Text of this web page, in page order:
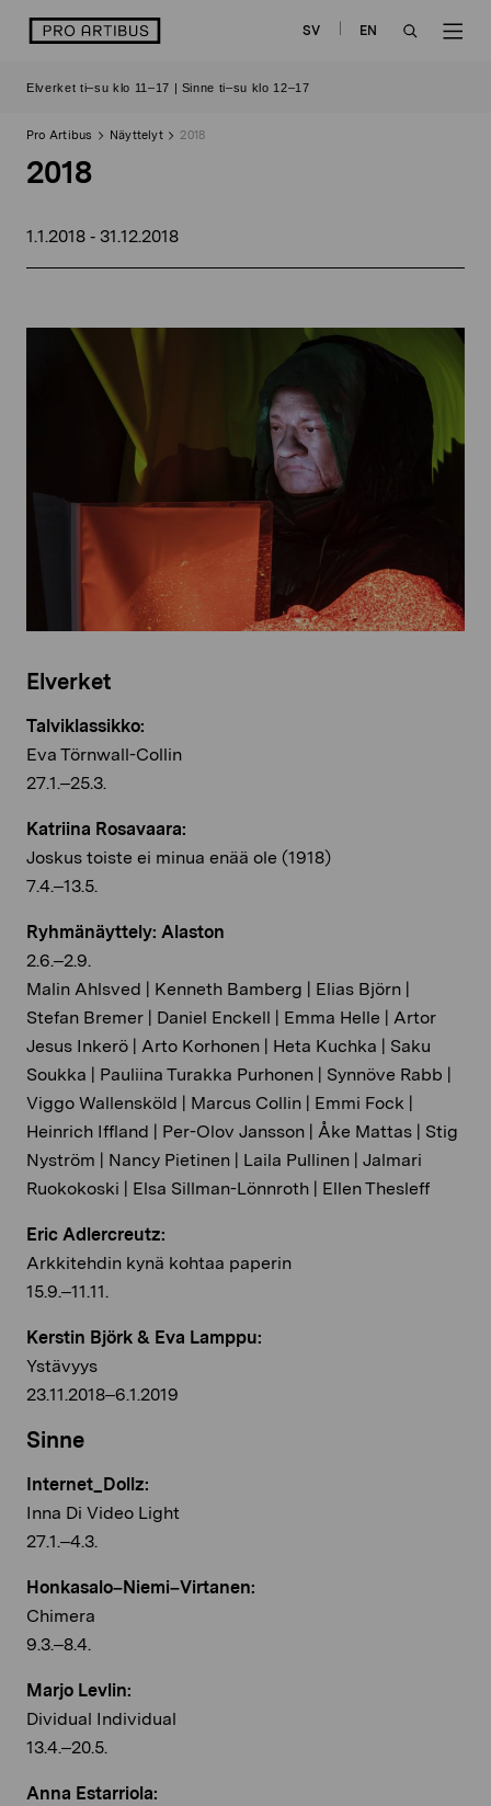
sisältöön
logo SV
EN
Elverket ti–su klo 11–17 | Sinne ti–su klo 12–17
Pro Artibus Näyttelyt 2018
2018
1.1.2018 - 31.12.2018
Elverket
Talviklassikko:
Eva Törnwall-Collin
27.1.–25.3.
Katriina Rosavaara:
Joskus toiste ei minua enää ole (1918)
7.4.–13.5.
Ryhmänäyttely: Alaston
2.6.–2.9.
Malin Ahlsved | Kenneth Bamberg | Elias Björn |
Stefan Bremer | Daniel Enckell | Emma Helle | Artor
Jesus Inkerö | Arto Korhonen | Heta Kuchka | Saku
Soukka | Pauliina Turakka Purhonen | Synnöve Rabb |
Viggo Wallensköld | Marcus Collin | Emmi Fock |
Heinrich Iffland | Per-Olov Jansson | Åke Mattas | Stig
Nyström | Nancy Pietinen | Laila Pullinen | Jalmari
Ruokokoski | Elsa Sillman-Lönnroth | Ellen Thesleff
Eric Adlercreutz:
Arkkitehdin kynä kohtaa paperin
15.9.–11.11.
Kerstin Björk & Eva Lamppu:
Ystävyys
23.11.2018–6.1.2019
Sinne
Internet_Dollz:
Inna Di Video Light
27.1.–4.3.
Honkasalo–Niemi–Virtanen:
Chimera
9.3.–8.4.
Marjo Levlin:
Dividual Individual
13.4.–20.5.
Anna Estarriola: